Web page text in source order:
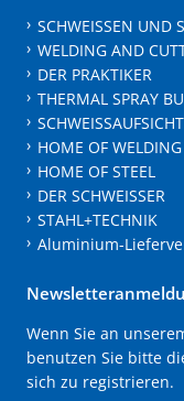
SCHWEISSEN UND
WELDING AND
DER PRAKTIKER
THERMAL SPRAY
HOME OF WELDING
HOME OF STEEL
DER SCHWEISSER
STAHL+TECHNIK
Aluminium-
Wenn Sie an
benutzen Sie bitte
sich zu registrieren.